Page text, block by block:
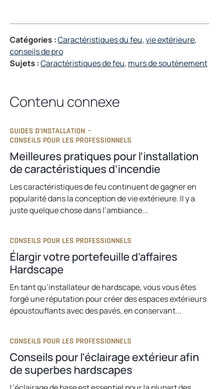
Catégories :Caractéristiques du feu, vie extérieure
conseils de pro
Sujets :Caractéristiques de feu, murs de soutènement
Contenu connexe
GUIDES D’INSTALLATION –
CONSEILS POUR LES PROFESSIONNELS
Meilleures pratiques pour l’installation
de caractéristiques d’incendie
Les caractéristiques de feu continuent de gagner en
popularité dans la conception de vie extérieure. Il y a
juste quelque chose dans l’ambiance...
CONSEILS POUR LES PROFESSIONNELS
Élargir votre portefeuille d’affaires
Hardscape
En tant qu’installateur de hardscape, vous vous êtes
forgé une réputation pour créer des espaces extérieurs
époustouflants avec des pavés, en conservant...
CONSEILS POUR LES PROFESSIONNELS
Conseils pour l’éclairage extérieur afin
de superbes hardscapes